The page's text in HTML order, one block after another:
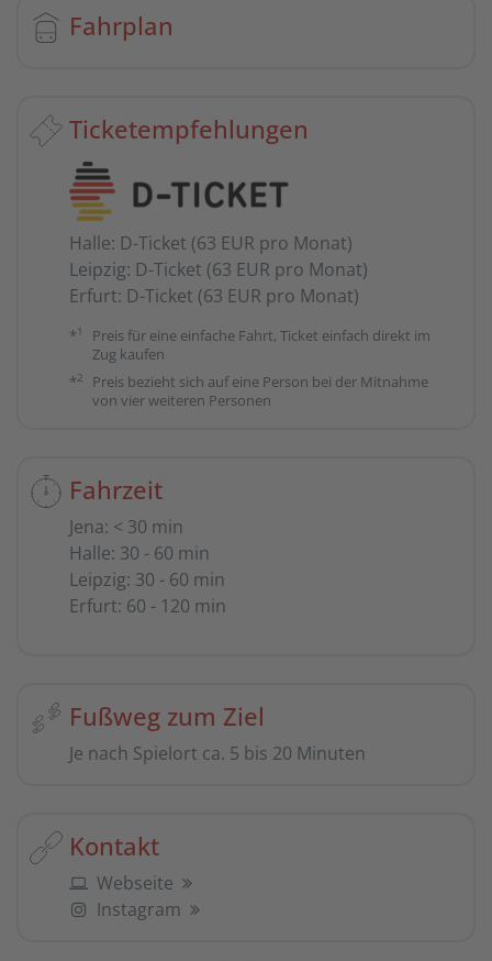
Fahrplan
Ticketempfehlungen
Halle: D-Ticket (63 EUR pro Monat)
Leipzig: D-Ticket (63 EUR pro Monat)
Erfurt: D-Ticket (63 EUR pro Monat)
*1
Preis für eine einfache Fahrt, Ticket einfach direkt im
Zug kaufen
*2
Preis bezieht sich auf eine Person bei der Mitnahme
von vier weiteren Personen
Fahrzeit
Jena: < 30 min
Halle: 30 - 60 min
Leipzig: 30 - 60 min
Erfurt: 60 - 120 min
Fußweg zum Ziel
Je nach Spielort ca. 5 bis 20 Minuten
Kontakt
Webseite
Instagram